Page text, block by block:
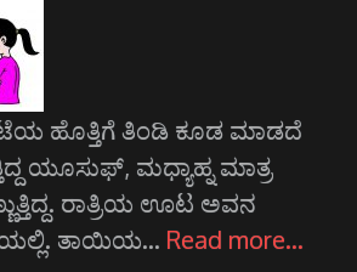
ಹೊತ್ತಿಗೆ ತಿಂಡಿ ಕೂಡ ಮಾಡದೆ
ಯೂಸುಫ್, ಮಧ್ಯಾಹ್ನ ಮಾತ್ರ
ರಾತ್ರಿಯ ಊಟ ಅವನ
ತಾಯಿಯ… Read more…